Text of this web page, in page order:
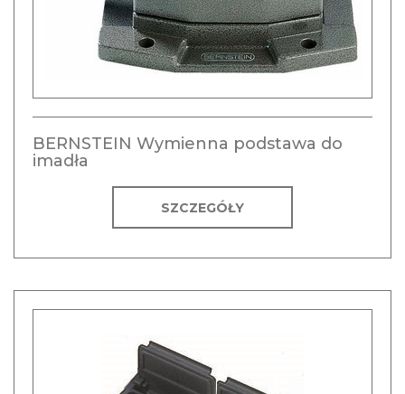
BERNSTEIN Wymienna podstawa do
imadła
SZCZEGÓŁY